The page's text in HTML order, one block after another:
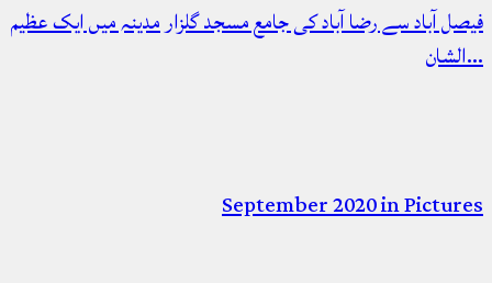
فیصل آباد سے رضا آباد کی جامع مسجد گلزار مدینہ میں ایک عظیم
الشان…
September 2020 in Pictures